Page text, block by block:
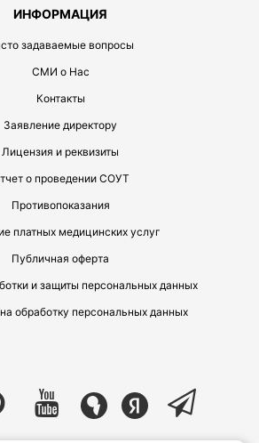
ИНФОРМАЦИЯ
задаваемые вопросы
СМИ о Нас
Контакты
Заявление директору
Лицензия и реквизиты
о проведении СОУТ
Противопоказания
платных медицинских услуг
Публичная оферта
и защиты персональных данных
обработку персональных данных